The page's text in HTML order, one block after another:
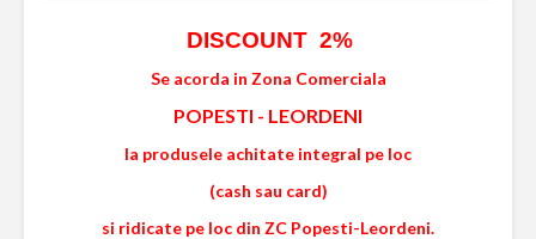
DISCOUNT 2%
Se acorda in Zona Comerciala
POPESTI - LEORDENI
la produsele achitate integral pe loc
(cash sau card)
si ridicate pe loc din ZC Popesti-Leordeni.